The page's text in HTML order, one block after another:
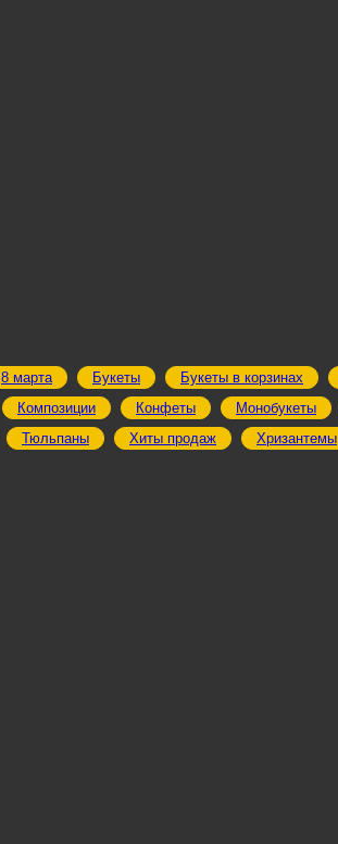
8 марта Букеты Букеты в корзинах
Композиции Конфеты Монобукеты
Тюльпаны Хиты продаж Хризантемы